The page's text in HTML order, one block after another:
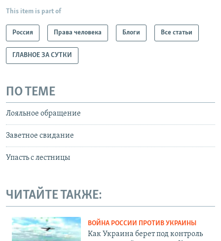
This item is part of
Россия Права человека Блоги Все статьи
ГЛАВНОЕ ЗА СУТКИ
ПО ТЕМЕ
Лояльное обращение
Заветное свидание
Упасть с лестницы
ЧИТАЙТЕ ТАКЖЕ:
ВОЙНА РОССИИ ПРОТИВ УКРАИНЫ
Как Украина берет под контроль